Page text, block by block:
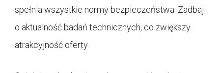
spełnia wszystkie normy bezpieczeństwa. Zadbaj
o aktualność badań technicznych, co zwiększy
atrakcyjność oferty.